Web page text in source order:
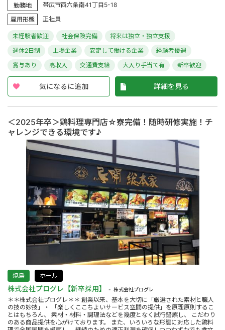
勤務地
帯広市西六条南41丁目5-18
雇用形態
正社員
未経験者歓迎 社会保険完備
将来は独立・独立支援
週休2日制
上場企業 安定して働ける企業
経験者優遇
賞与あり
高収入 交通費支給 大入り手当て有 新卒歓迎
気になるに追加 詳細を見る
＜2025年卒＞鶏料理専門店☆寮完備！随時研修実施！チ
ャレンジできる環境です♪
焼鳥 ホール
株式会社プログレ【新卒採用】 株式会社プログレ
＊＊株式会社プログレ＊＊ 創業以来、基本を大切に「厳選された素材と職人
の技の妙技」・ 「楽しくここちよいサービス空間の提供」を原理原則するこ
とはもちろん、 素材・材料・調理法などを幾度となく試行錯誤し、 こだわり
のある商品提供を心がけております。 また、いろいろな形態に対応した鶏料